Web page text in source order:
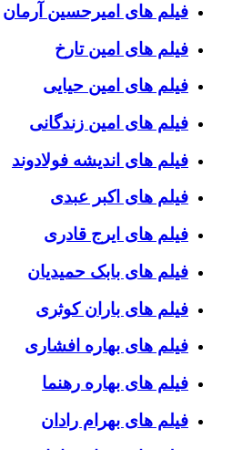
فیلم های امیرحسین آرمان
فیلم های امین تارخ
فیلم های امین حیایی
فیلم های امین زندگانی
فیلم های اندیشه فولادوند
فیلم های اکبر عبدی
فیلم های ایرج قادری
فیلم های بابک حمیدیان
فیلم های باران کوثری
فیلم های بهاره افشاری
فیلم های بهاره رهنما
فیلم های بهرام رادان